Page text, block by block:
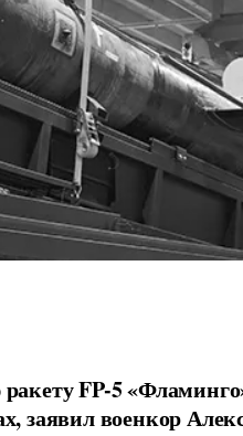
FP-5
заявил военкор